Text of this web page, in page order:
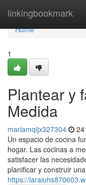
linkingbookmark
Home
Home
1
Plantear y
Medida
mariamqijx327304
Un espacio de cocina
hogar. Las cocinas a
satisfacer las
planificar y construir
https://